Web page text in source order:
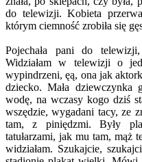
do telewizji. Kobieta
którym ciemność zrobiła się
Pojechała pani do
Widziałam w telewizji o
wypindrzeni, ęą, ona jak
dziecko. Mała dziewczynka
wodę, na wczasy kogo dziś
wszędzie, wygadani tacy, ze
tam, z piniędzmi. Były
tatułarzami, jak mu tam,
widziałam. Szukajcie,